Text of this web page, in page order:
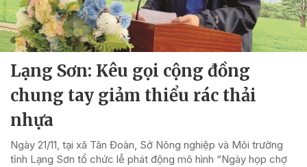
Lạng Sơn: Kêu gọi cộng đồng
chung tay giảm thiểu rác thải
nhựa
Ngày 21/11, tại xã Tân Đoàn, Sở Nông nghiệp và Môi trường
tỉnh Lạng Sơn tổ chức lễ phát động mô hình “Ngày họp chợ